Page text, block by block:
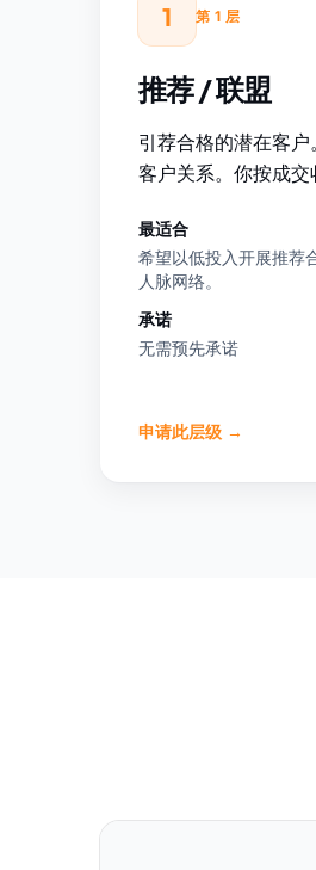
1 第 1 层
推荐 / 联盟
引荐合格的潜在客
客户关系。你按成交
最适合
希望以低投入开展推荐
人脉网络。
承诺
无需预先承诺
申请此层级 →